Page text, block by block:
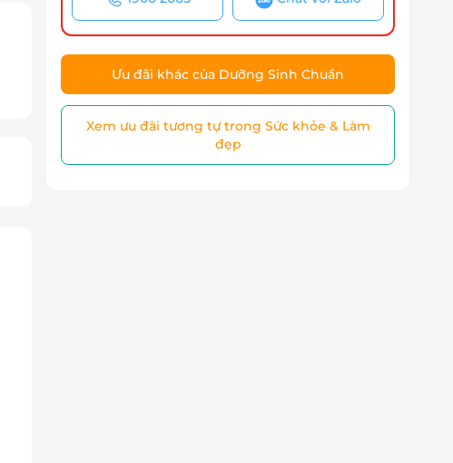
Ưu đãi khác của Dưỡng Sinh Chuẩn
Xem ưu đãi tương tự trong Sức khỏe & Làm
đẹp